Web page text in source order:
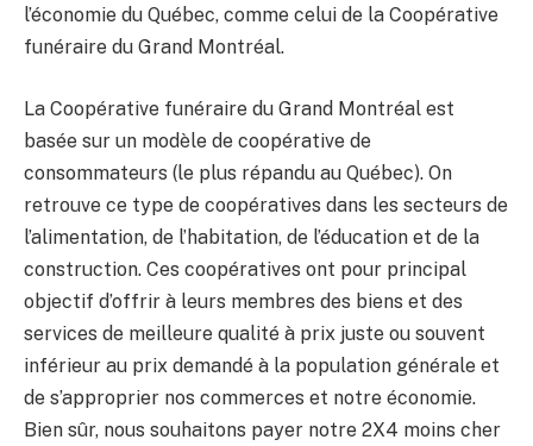
l’économie du Québec, comme celui de la Coopérative
funéraire du Grand Montréal.
La Coopérative funéraire du Grand Montréal est
basée sur un modèle de coopérative de
consommateurs (le plus répandu au Québec). On
retrouve ce type de coopératives dans les secteurs de
l’alimentation, de l’habitation, de l’éducation et de la
construction. Ces coopératives ont pour principal
objectif d’offrir à leurs membres des biens et des
services de meilleure qualité à prix juste ou souvent
inférieur au prix demandé à la population générale et
de s’approprier nos commerces et notre économie.
Bien sûr, nous souhaitons payer notre 2X4 moins cher